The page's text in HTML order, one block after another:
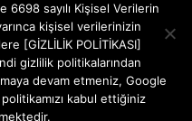
6698 sayılı Kişisel Verilerin
kişisel verilerinizin
[GİZLİLİK POLİTİKASI]
gizlilik politikalarından
devam etmeniz, Google
kabul ettiğiniz